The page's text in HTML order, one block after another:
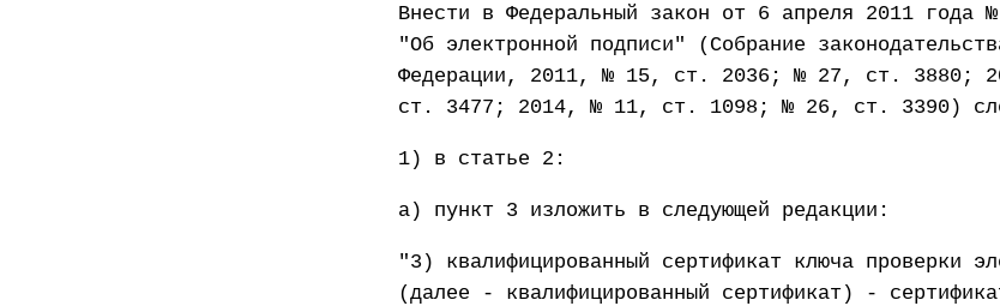
Внести в Федеральный закон от 6 апреля 2011 года
"Об электронной подписи" (Собрание
Федерации, 2011, № 15, ст. 2036; № 27, ст. 3880;
ст. 3477; 2014, № 11, ст. 1098; № 26, ст. 3390)
1) в статье 2:
а) пункт 3 изложить в следующей редакции:
"3) квалифицированный сертификат ключа проверки
(далее - квалифицированный сертификат) -